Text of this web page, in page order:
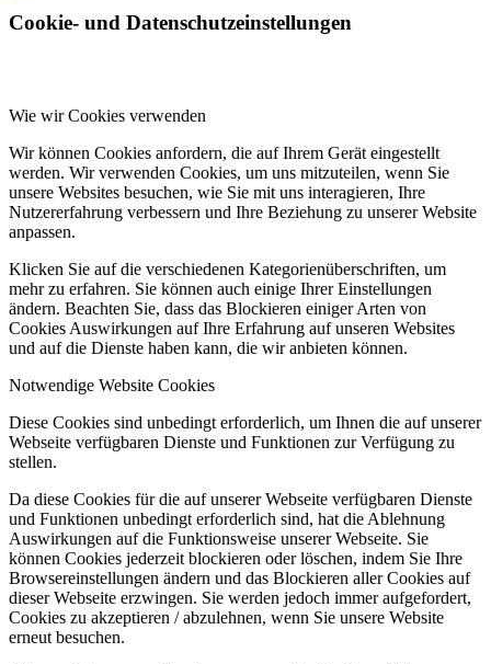
Cookie- und Datenschutzeinstellungen
Wie wir Cookies verwenden
Wir können Cookies anfordern, die auf Ihrem Gerät eingestellt
werden. Wir verwenden Cookies, um uns mitzuteilen, wenn Sie
unsere Websites besuchen, wie Sie mit uns interagieren, Ihre
Nutzererfahrung verbessern und Ihre Beziehung zu unserer Website
anpassen.
Klicken Sie auf die verschiedenen Kategorienüberschriften, um
mehr zu erfahren. Sie können auch einige Ihrer Einstellungen
ändern. Beachten Sie, dass das Blockieren einiger Arten von
Cookies Auswirkungen auf Ihre Erfahrung auf unseren Websites
und auf die Dienste haben kann, die wir anbieten können.
Notwendige Website Cookies
Diese Cookies sind unbedingt erforderlich, um Ihnen die auf unserer
Webseite verfügbaren Dienste und Funktionen zur Verfügung zu
stellen.
Da diese Cookies für die auf unserer Webseite verfügbaren Dienste
und Funktionen unbedingt erforderlich sind, hat die Ablehnung
Auswirkungen auf die Funktionsweise unserer Webseite. Sie
können Cookies jederzeit blockieren oder löschen, indem Sie Ihre
Browsereinstellungen ändern und das Blockieren aller Cookies auf
dieser Webseite erzwingen. Sie werden jedoch immer aufgefordert,
Cookies zu akzeptieren / abzulehnen, wenn Sie unsere Website
erneut besuchen.